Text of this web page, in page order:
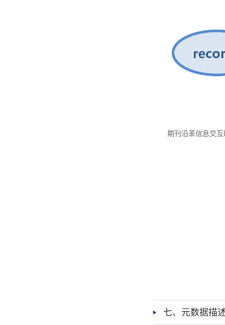
期刊沿革信息交
七、元数据描